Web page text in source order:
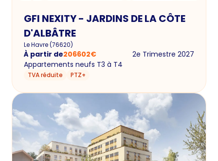
GFI NEXITY - JARDINS DE LA CÔTE
D'ALBÂTRE
Le Havre(76620)
À partir de206602€
2e Trimestre 2027
Appartements neufs T3 à T4
TVA réduite PTZ+